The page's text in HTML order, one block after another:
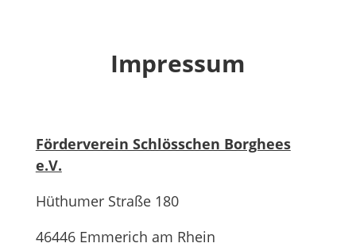
Impressum
Förderverein Schlösschen Borghees
e.V.
Hüthumer Straße 180
46446 Emmerich am Rhein